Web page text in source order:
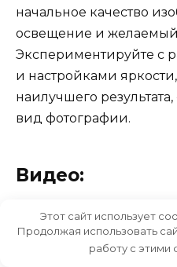
начальное качество
освещение и
Экспериментируйте с
и настройками
наилучшего
вид фотографии.
Видео:
Как сделать
фотошопа с
наложения
Этот сайт использует
Продолжая использовать
работу с этими